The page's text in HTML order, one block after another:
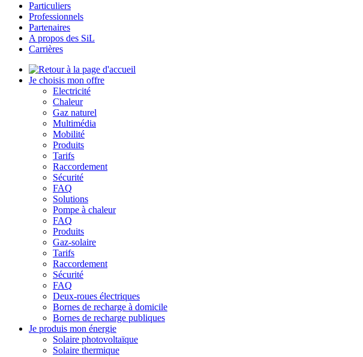
Particuliers
Professionnels
Partenaires
A propos des SiL
Carrières
Je choisis mon offre
Electricité
Chaleur
Gaz naturel
Multimédia
Mobilité
Produits
Tarifs
Raccordement
Sécurité
FAQ
Solutions
Pompe à chaleur
FAQ
Produits
Gaz-solaire
Tarifs
Raccordement
Sécurité
FAQ
Deux-roues électriques
Bornes de recharge à domicile
Bornes de recharge publiques
Je produis mon énergie
Solaire photovoltaïque
Solaire thermique